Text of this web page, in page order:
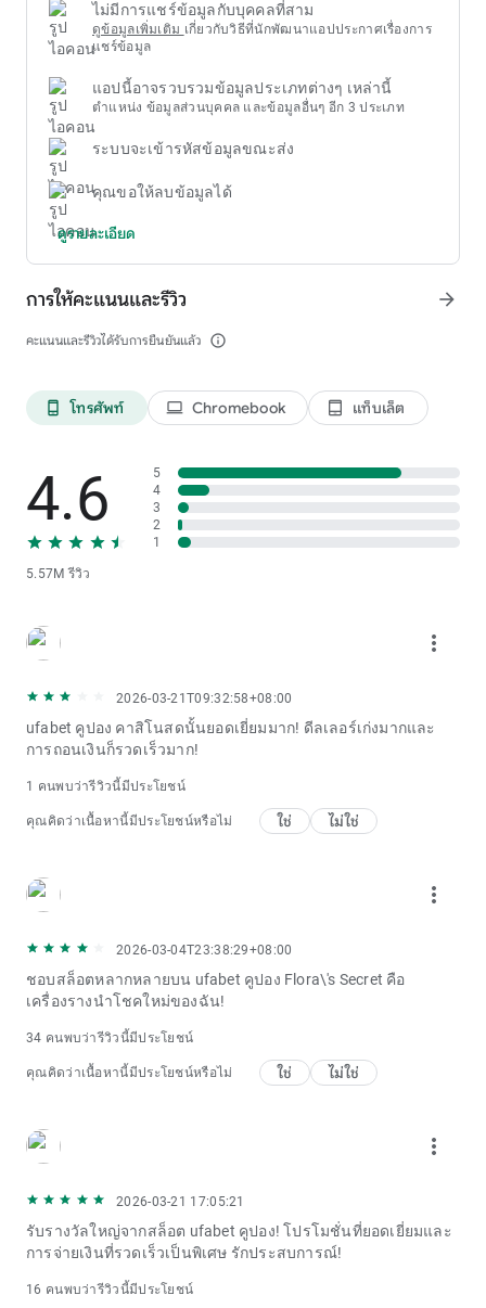
ไม่มีการแชร์ข้อมูลกับบุคคลที่สาม
ดูข้อมูลเพิ่มเติม เกี่ยวกับวิธีที่นักพัฒนาแอปประกาศเรื่องการ
แชร์ข้อมูล
แอปนี้อาจรวบรวมข้อมูลประเภทต่างๆ เหล่านี้
ตำแหน่ง ข้อมูลส่วนบุคคล และข้อมูลอื่นๆ อีก 3 ประเภท
ระบบจะเข้ารหัสข้อมูลขณะส่ง
คุณขอให้ลบข้อมูลได้
ดูรายละเอียด
การให้คะแนนและรีวิว
คะแนนและรีวิวได้รับการยืนยันแล้ว info_outline
arrow_forward
phone_android โทรศัพท์ laptop Chromebook tablet_android แท็บเล็ต
4.6
5.57M รีวิว
5
4
3
2
1
more_vert
2026-03-21T09:32:58+08:00
ufabet คูปอง คาสิโนสดนั้นยอดเยี่ยมมาก! ดีลเลอร์เก่งมากและ
การถอนเงินก็รวดเร็วมาก!
1 คนพบว่ารีวิวนี้มีประโยชน์
คุณคิดว่าเนื้อหานี้มีประโยชน์หรือไม่ ใช่ ไม่ใช่
more_vert
2026-03-04T23:38:29+08:00
ชอบสล็อตหลากหลายบน ufabet คูปอง Flora\'s Secret คือ
เครื่องรางนำโชคใหม่ของฉัน!
34 คนพบว่ารีวิวนี้มีประโยชน์
คุณคิดว่าเนื้อหานี้มีประโยชน์หรือไม่ ใช่ ไม่ใช่
more_vert
2026-03-21 17:05:21
รับรางวัลใหญ่จากสล็อต ufabet คูปอง! โปรโมชั่นที่ยอดเยี่ยมและ
การจ่ายเงินที่รวดเร็วเป็นพิเศษ รักประสบการณ์!
16 คนพบว่ารีวิวนี้มีประโยชน์